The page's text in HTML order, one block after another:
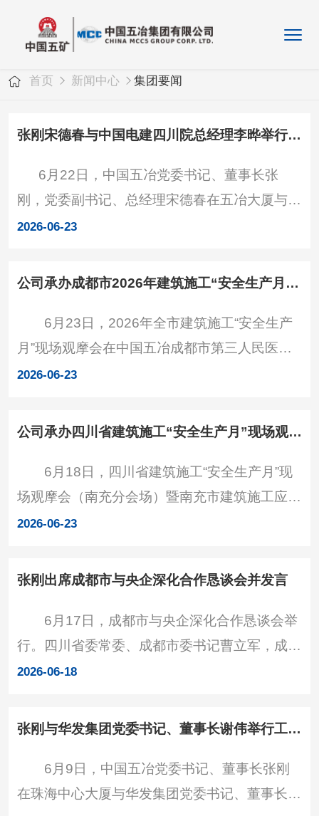
首页 新闻中心 集团要闻
张刚宋德春与中国电建四川院总经理李晔举行工作会谈
6月22日，中国五冶党委书记、董事长张
刚，党委副书记、总经理宋德春在五冶大厦与来
访的四川电力设计咨询有限责任公司（以下简称
（主持全面工作）李晔举行工作会谈，双方就下
员、副总经理田洁出席。交流现场 张刚、宋
德春欢迎李晔一行到访。张刚表示，
2026-06-23
公司承办成都市2026年建筑施工“安全生产月”观摩会
6月23日，2026年全市建筑施工“安全生产
月”现场观摩会在中国五冶成都市第三人民医院
高新医院（一期）项目举行。公司党委副书记、
生产月以“人人讲安全、个个会应急——排查整
应急演练+现场实地观摩”相结合的多元形式开
展，旨在深入贯彻落实习近平总书记关于安全生
产和防灾减灾救灾重要指示批示精神，持续推进
2026-06-23
公司承办四川省建筑施工“安全生产月”现场观摩会
6月18日，四川省建筑施工“安全生产月”现
场观摩会（南充分会场）暨南充市建筑施工应急
演练观摩会在中国五冶南充高新区重大产业配套
经理王玉贵出席活动。 本次观摩活动由四川
设局主办，中国五冶承办，紧扣“人人讲安全、
个个会应急—排查整治风险隐患”主题，通过实
景实战模拟演练，全面检验建筑施工应急处置能
2026-06-23
张刚出席成都市与央企深化合作恳谈会并发言
6月17日，成都市与央企深化合作恳谈会举
行。四川省委常委、成都市委书记曹立军，成都
市委副书记、市长陈书平，与在蓉央企负责人座
有关部门、各区（市）县、市属国企负责同志等
并作重点发言。 曹立军代表市委、市政府向
长期以来给予成都大力支持的各大央企表示感
2026-06-18
张刚与华发集团党委书记、董事长谢伟举行工作会谈
6月9日，中国五冶党委书记、董事长张刚
在珠海中心大厦与华发集团党委书记、董事长谢